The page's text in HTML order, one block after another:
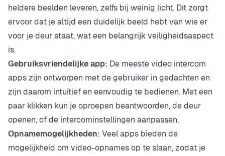
heldere beelden leveren, zelfs bij weinig licht. Dit zorgt
ervoor dat je altijd een duidelijk beeld hebt van wie er
voor je deur staat, wat een belangrijk veiligheidsaspect
is.
Gebruiksvriendelijke app: De meeste video intercom
apps zijn ontworpen met de gebruiker in gedachten en
zijn daarom intuïtief en eenvoudig te bedienen. Met een
paar klikken kun je oproepen beantwoorden, de deur
openen, of de intercominstellingen aanpassen.
Opnamemogelijkheden: Veel apps bieden de
mogelijkheid om video-opnames op te slaan, zodat je